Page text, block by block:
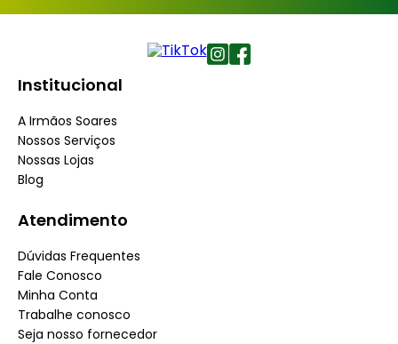
Institucional
A Irmãos Soares
Nossos Serviços
Nossas Lojas
Blog
Atendimento
Dúvidas Frequentes
Fale Conosco
Minha Conta
Trabalhe conosco
Seja nosso fornecedor